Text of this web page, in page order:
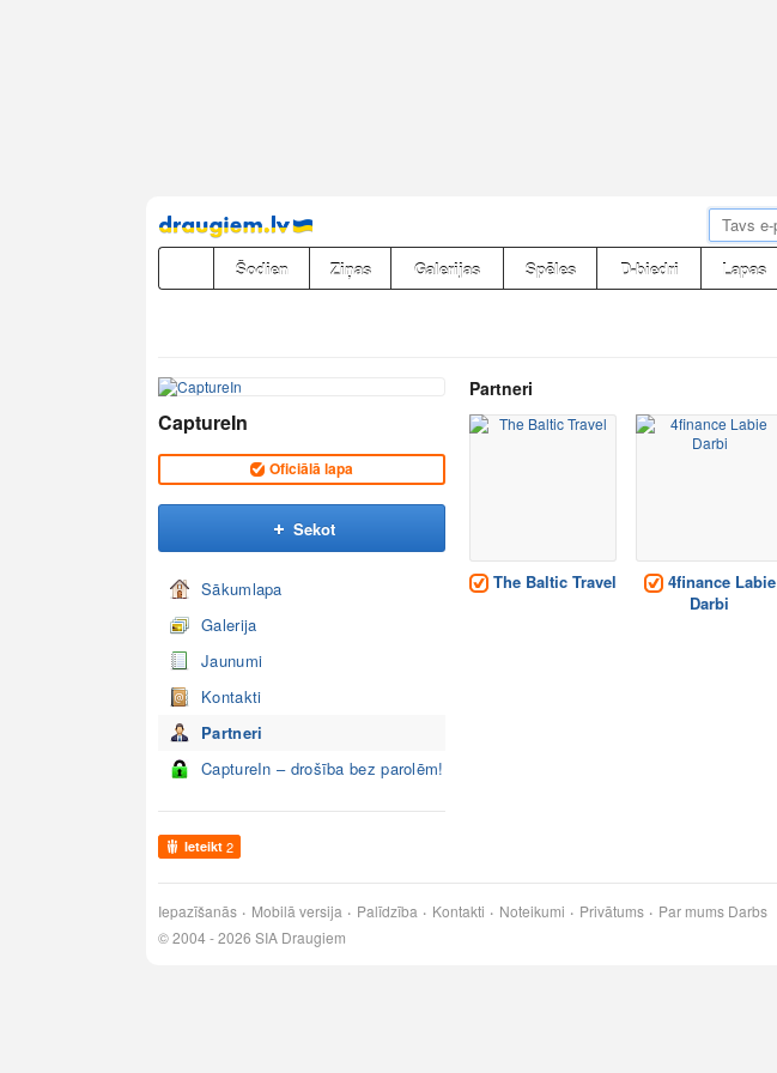
Pāriet
uz
saturu
Šodien Ziņas Galerijas Spēles D-biedri Lapas
CaptureIn
Oficiālā lapa
Sekot
Sākumlapa
Galerija
Jaunumi
Kontakti
Partneri
CaptureIn – drošība bez parolēm!
Ieteikt 2
Partneri
The Baltic Travel
4finance Labie
Darbi
Iepazīšanās Mobilā versija Palīdzība Kontakti Noteikumi Privātums Par mums Darbs
© 2004 - 2026 SIA Draugiem